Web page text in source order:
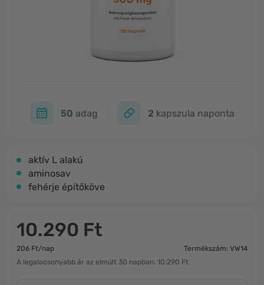
50 adag 2 kapszula naponta
aktív L alakú
aminosav
fehérje építőköve
10.290 Ft
206 Ft/nap
Termékszám: VW14
A legalacsonyabb ár az elmúlt 30 napban: 10.290 Ft